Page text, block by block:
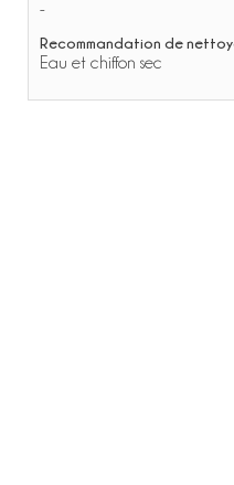
-
Recommandation de
Eau et chiffon sec